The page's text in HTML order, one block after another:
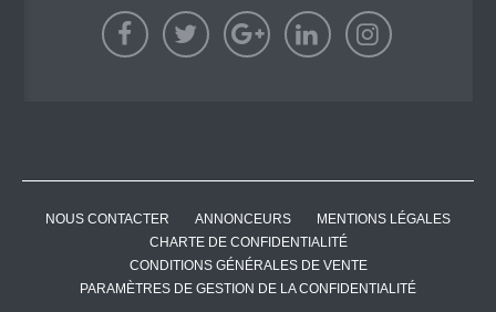
NOUS CONTACTER ANNONCEURS
MENTIONS LÉGALES
CHARTE DE CONFIDENTIALITÉ
CONDITIONS GÉNÉRALES DE VENTE
PARAMÈTRES DE GESTION DE LA CONFIDENTIALITÉ